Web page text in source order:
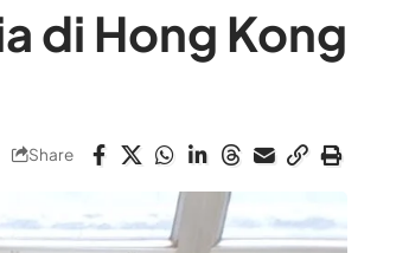
di Hong Kong
Share